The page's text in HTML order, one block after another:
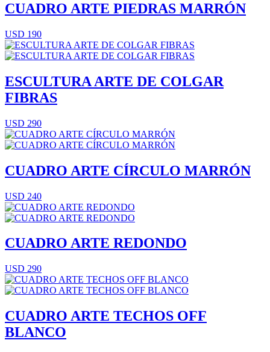
CUADRO ARTE PIEDRAS MARRÓN
USD 190
ESCULTURA ARTE DE COLGAR
FIBRAS
USD 290
CUADRO ARTE CÍRCULO MARRÓN
USD 240
CUADRO ARTE REDONDO
USD 290
CUADRO ARTE TECHOS OFF
BLANCO